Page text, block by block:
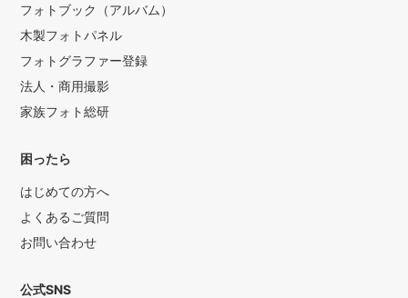
フォトブック（アルバム）
木製フォトパネル
フォトグラファー登録
法人・商用撮影
家族フォト総研
困ったら
はじめての方へ
よくあるご質問
お問い合わせ
公式SNS